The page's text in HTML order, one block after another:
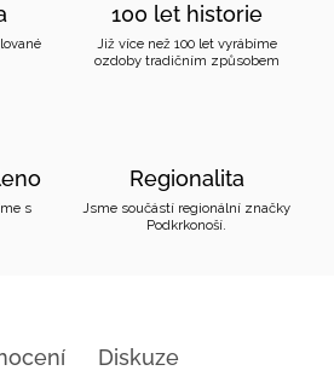
100 let historie
Již více než 100 let vyrábíme
ozdoby tradičním způsobem
s
Regionalita
Jsme součástí regionální značky
Podkrkonoší.
Diskuze